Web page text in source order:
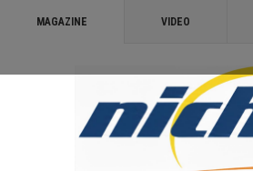
MAGAZINE VIDEO